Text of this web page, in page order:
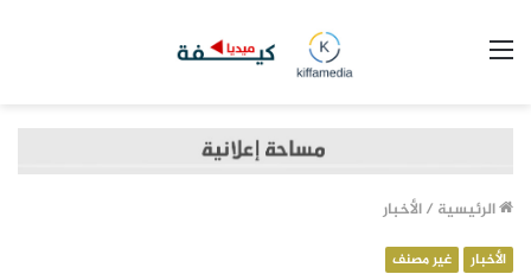
الرئيسية /الأخبار
الأخبار غير مصنف